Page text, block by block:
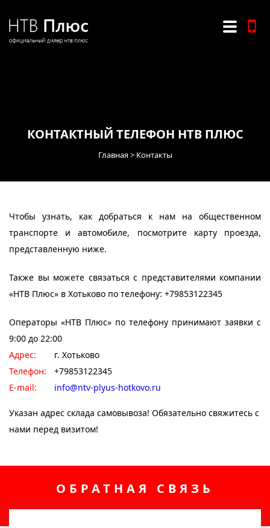
КОНТАКТНЫЙ ТЕЛЕФОН НТВ ПЛЮС
Главная Контакты
Чтобы узнать, как добраться к нам на общественном
транспорте и автомобиле, посмотрите карту проезда,
представленную ниже.
Также вы можете связаться с представителями компании
«НТВ Плюс» в Хотьково по телефону: +79853122345
Операторы «НТВ Плюс» по телефону принимают заявки с
9:00 до 22:00
Адрес:
г. Хотьково
Телефон:
+79853122345
E-mail:
info@ntv-plyus-hotkovo.ru
Указан адрес склада самовывоза! Обязательно свяжитесь с
нами перед визитом!
ОБРАТНАЯ СВЯЗЬ